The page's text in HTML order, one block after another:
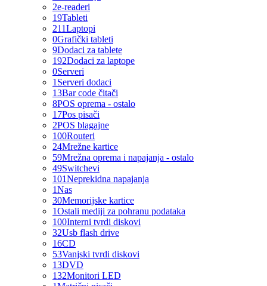
2e-readeri
19Tableti
211Laptopi
0Grafički tableti
9Dodaci za tablete
192Dodaci za laptope
0Serveri
1 Serveri dodaci
13Bar code čitači
8POS oprema - ostalo
17Pos pisači
2POS blagajne
100Routeri
24Mrežne kartice
59Mrežna oprema i napajanja - ostalo
49Switchevi
101Neprekidna napajanja
1Nas
30Memorijske kartice
1Ostali mediji za pohranu podataka
100Interni tvrdi diskovi
32Usb flash drive
16CD
53Vanjski tvrdi diskovi
13DVD
132Monitori LED